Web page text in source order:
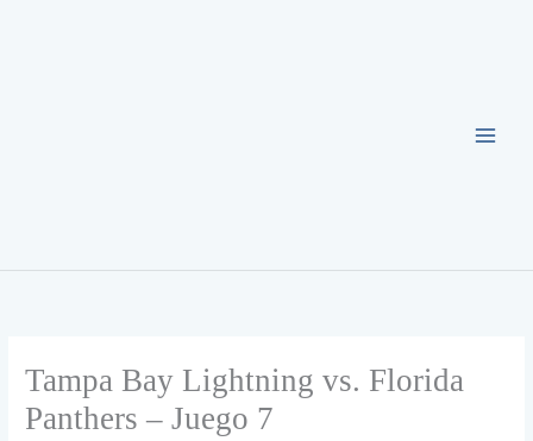
Tampa Bay Lightning vs. Florida
Panthers – Juego 7